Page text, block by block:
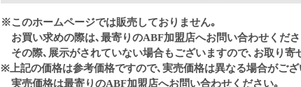
※このホームページでは販売しておりません｡
お買い求めの際は､最寄りのABF加盟店へお問い合わせくださ
その際､展示がされていない場合もございますので､お取り寄
※上記の価格は参考価格ですので､実売価格は異なる場合がござ
実売価格は最寄りのABF加盟店へお問い合わせください｡